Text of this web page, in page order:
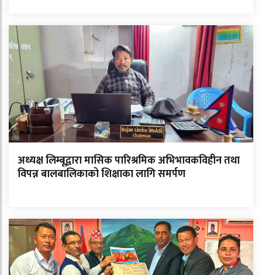
अध्यक्ष लिम्बूद्वारा मासिक पारिश्रमिक अभिभावकविहीन तथा
विपन्न बालबालिकाको शिक्षाका लागि समर्पण